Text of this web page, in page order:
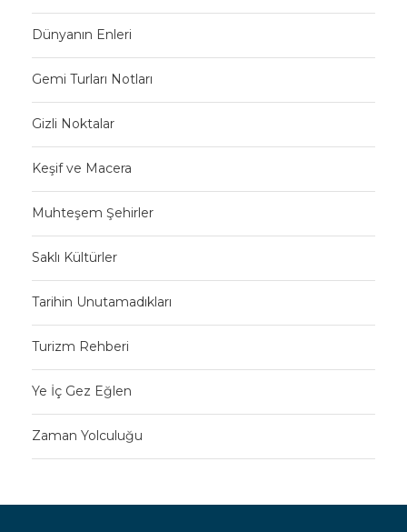
Dünyanın Enleri
Gemi Turları Notları
Gizli Noktalar
Keşif ve Macera
Muhteşem Şehirler
Saklı Kültürler
Tarihin Unutamadıkları
Turizm Rehberi
Ye İç Gez Eğlen
Zaman Yolculuğu